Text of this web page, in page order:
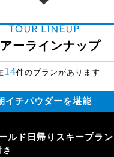
TOUR LINEUP
ーラインナップ
14件のプランがあります
イチパウダーを堪能
ルド日帰りスキープラン
き